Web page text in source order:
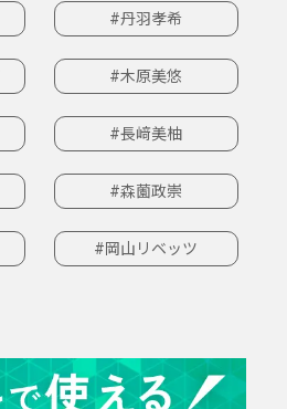
#丹羽孝希
#木原美悠
#長﨑美柚
#森薗政崇
#岡山リベッツ